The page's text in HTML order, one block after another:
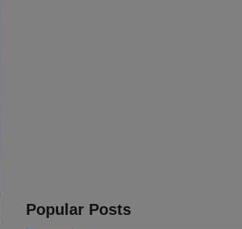
Popular Posts